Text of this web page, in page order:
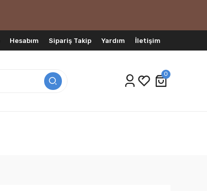
Hesabım Sipariş Takip Yardım İletişim
0